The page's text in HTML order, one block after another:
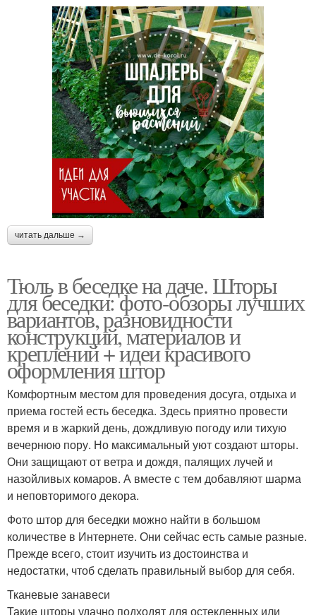
читать дальше →
Тюль в беседке на даче. Шторы
для беседки: фото-обзоры лучших
вариантов, разновидности
конструкций, материалов и
креплений + идеи красивого
оформления штор
Комфортным местом для проведения досуга, отдыха и
приема гостей есть беседка. Здесь приятно провести
время и в жаркий день, дождливую погоду или тихую
вечернюю пору. Но максимальный уют создают шторы.
Они защищают от ветра и дождя, палящих лучей и
назойливых комаров. А вместе с тем добавляют шарма
и неповторимого декора.
Фото штор для беседки можно найти в большом
количестве в Интернете. Они сейчас есть самые разные.
Прежде всего, стоит изучить из достоинства и
недостатки, чтоб сделать правильный выбор для себя.
Тканевые занавеси
Такие шторы удачно подходят для остекленных или